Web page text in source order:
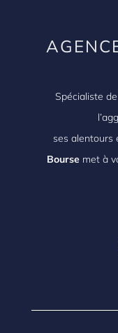
Spécialiste
ses alentours
Bourse met à